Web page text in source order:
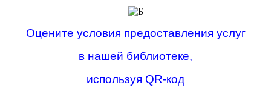
Оцените условия предоставления услуг
в нашей библиотеке,
используя QR-код